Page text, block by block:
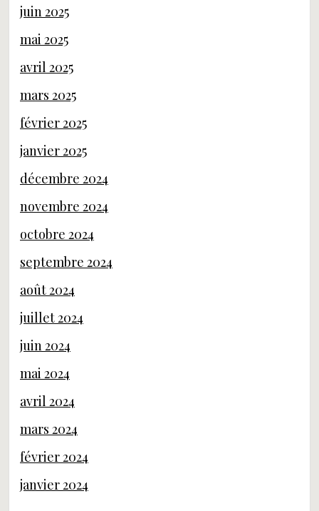
juin 2025
mai 2025
avril 2025
mars 2025
février 2025
janvier 2025
décembre 2024
novembre 2024
octobre 2024
septembre 2024
août 2024
juillet 2024
juin 2024
mai 2024
avril 2024
mars 2024
février 2024
janvier 2024